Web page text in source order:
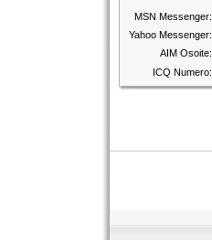
MSN Messenger:
Yahoo Messenger:
AIM Osoite:
ICQ Numero: